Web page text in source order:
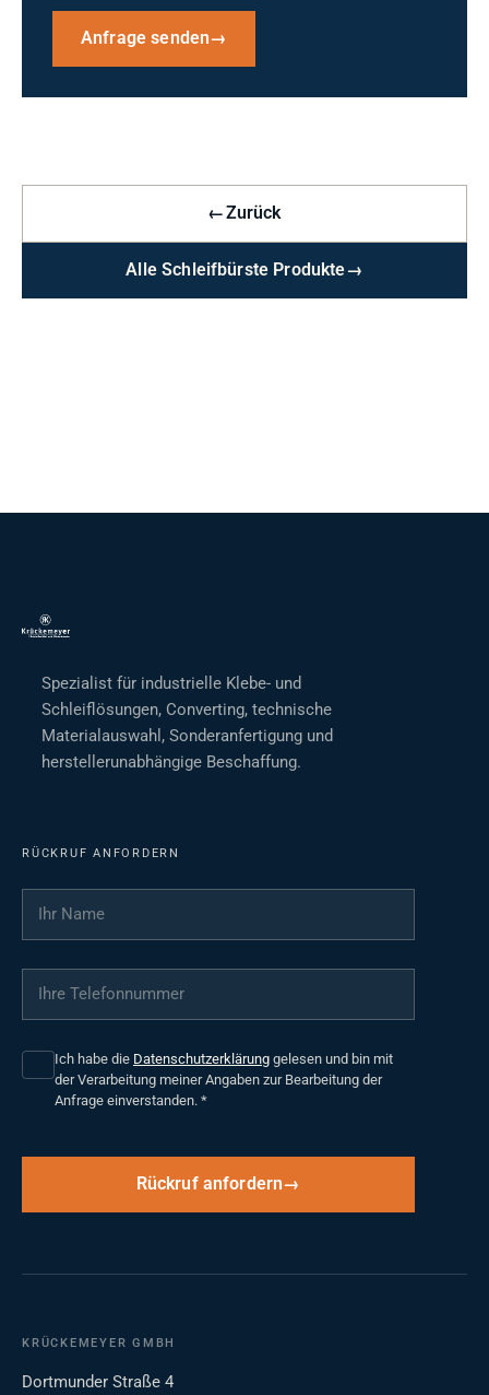
Anfrage senden→
←Zurück
Alle Schleifbürste Produkte→
Spezialist für industrielle Klebe- und
Schleiflösungen, Converting, technische
Materialauswahl, Sonderanfertigung und
herstellerunabhängige Beschaffung.
RÜCKRUF ANFORDERN
Ihr Name
Ihre Telefonnummer
Ich habe die Datenschutzerklärung gelesen und bin mit
der Verarbeitung meiner Angaben zur Bearbeitung der
Anfrage einverstanden. *
Rückruf anfordern
KRÜCKEMEYER GMBH
Dortmunder Straße 4